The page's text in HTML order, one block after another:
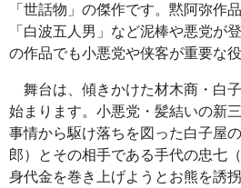
「世話物」の傑作です。黙阿弥作
「白波五人男」など泥棒や悪党が
の作品でも小悪党や侠客が重要な
舞台は、傾きかけた材木商・白
始まります。小悪党・髪結いの新
事情から駆け落ちを図った白子屋
郎）とその相手である手代の忠七
身代金を巻き上げようとお熊を誘